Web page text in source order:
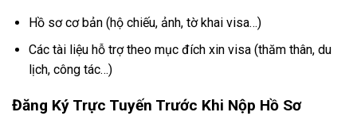
Hồ sơ cơ bản (hộ chiếu, ảnh, tờ khai visa…)
Các tài liệu hỗ trợ theo mục đích xin visa (thăm thân, du
lịch, công tác…)
Đăng Ký Trực Tuyến Trước Khi Nộp Hồ Sơ